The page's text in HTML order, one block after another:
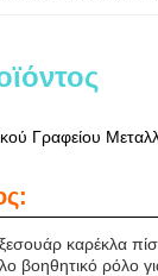
Γραφείου
καρέκλα
βοηθητικό ρόλο